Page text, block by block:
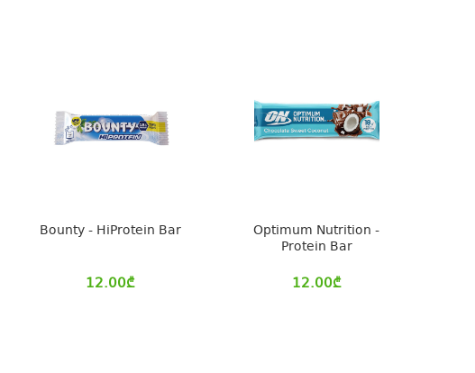
Bounty - HiProtein Bar
12.00₾
Optimum Nutrition -
Protein Bar
12.00₾